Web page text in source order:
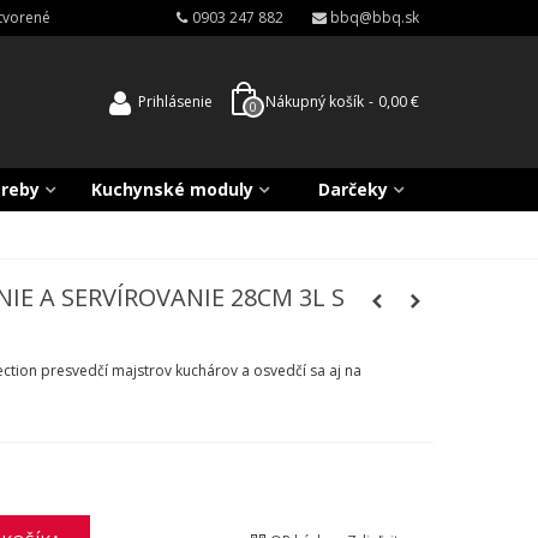
0903 247 882 bbq@bbq.sk
Prihlásenie 0 Nákupný košík - 0,00 €
Kuchynské moduly Darčeky
A SERVÍROVANIE 28CM 3L S
presvedčí majstrov kuchárov a osvedčí sa aj na